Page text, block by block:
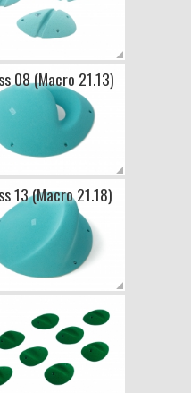
08 (Macro 21.13)
13 (Macro 21.18)